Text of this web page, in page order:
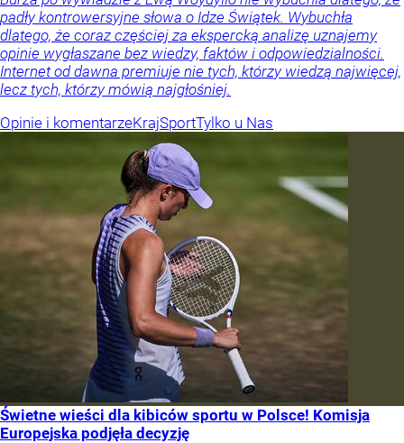
padły kontrowersyjne słowa o Idze Świątek. Wybuchła
dlatego, że coraz częściej za ekspercką analizę uznajemy
opinie wygłaszane bez wiedzy, faktów i odpowiedzialności.
Internet od dawna premiuje nie tych, którzy wiedzą najwięcej,
lecz tych, którzy mówią najgłośniej.
Opinie i komentarzeKrajSportTylko u Nas
Świetne wieści dla kibiców sportu w Polsce! Komisja
Europejska podjęła decyzję